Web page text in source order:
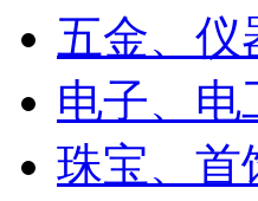
五金、仪
电子、电
珠宝、首